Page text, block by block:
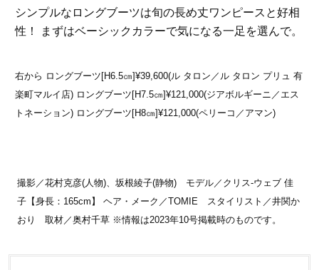
シンプルなロングブーツは旬の長め丈ワンピースと好相
性！ まずはベーシックカラーで気になる一足を選んで。
右から ロングブーツ[H6.5㎝]¥39,600(ル タロン／ル タロン プリュ 有
楽町マルイ店) ロングブーツ[H7.5㎝]¥121,000(ジアボルギーニ／エス
トネーション) ロングブーツ[H8㎝]¥121,000(ペリーコ／アマン)
撮影／花村克彦(人物)、坂根綾子(静物) モデル／クリス-ウェブ 佳
子【身長：165cm】 ヘア・メーク／TOMIE スタイリスト／井関か
おり 取材／奥村千草 ※情報は2023年10号掲載時のものです。